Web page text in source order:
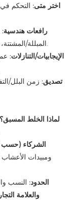
اختر متى: التحكم في
رافعات هندسية:
المبللة/، وقت التفكك.
الإيجابيات/التنازلات:
تصديق: زمن البلل/
لماذا الخلط
الشركاء
ومبيدات الأعشاب
الحدود: النسب
والعلامة